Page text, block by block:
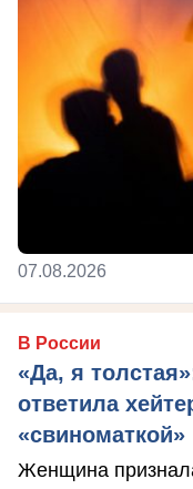
07.08.2026
В России
«Да, я
ответила
«свиноматкой»
Женщина